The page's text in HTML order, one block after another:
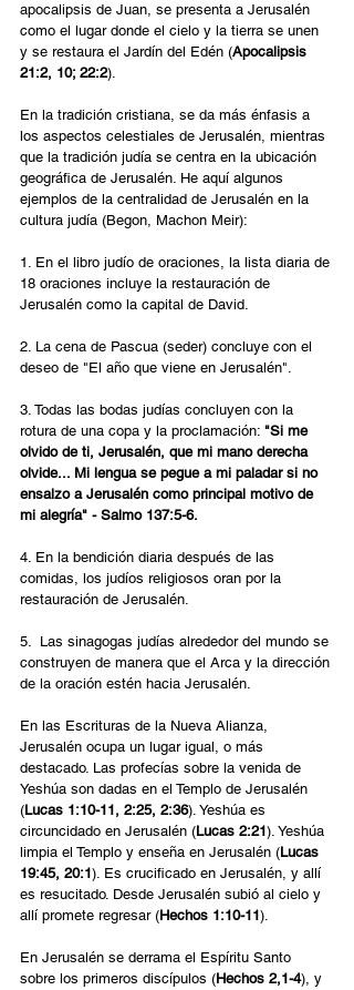
apocalipsis de Juan, se presenta a Jerusalén
como el lugar donde el cielo y la tierra se unen
y se restaura el Jardín del Edén (Apocalipsis
21:2, 10; 22:2).
En la tradición cristiana, se da más énfasis a
los aspectos celestiales de Jerusalén, mientras
que la tradición judía se centra en la ubicación
geográfica de Jerusalén. He aquí algunos
ejemplos de la centralidad de Jerusalén en la
cultura judía (Begon, Machon Meir):
1. En el libro judío de oraciones, la lista diaria de
18 oraciones incluye la restauración de
Jerusalén como la capital de David.
2. La cena de Pascua (seder) concluye con el
deseo de "El año que viene en Jerusalén".
3. Todas las bodas judías concluyen con la
rotura de una copa y la proclamación: "Si me
olvido de ti, Jerusalén, que mi mano derecha
olvide... Mi lengua se pegue a mi paladar si no
ensalzo a Jerusalén como principal motivo de
mi alegría" - Salmo 137:5-6.
4. En la bendición diaria después de las
comidas, los judíos religiosos oran por la
restauración de Jerusalén.
5.  Las sinagogas judías alrededor del mundo se
construyen de manera que el Arca y la dirección
de la oración estén hacia Jerusalén.
En las Escrituras de la Nueva Alianza,
Jerusalén ocupa un lugar igual, o más
destacado. Las profecías sobre la venida de
Yeshúa son dadas en el Templo de Jerusalén
(Lucas 1:10-11, 2:25, 2:36). Yeshúa es
circuncidado en Jerusalén (Lucas 2:21). Yeshúa
limpia el Templo y enseña en Jerusalén (Lucas
19:45, 20:1). Es crucificado en Jerusalén, y allí
es resucitado. Desde Jerusalén subió al cielo y
allí promete regresar (Hechos 1:10-11).
En Jerusalén se derrama el Espíritu Santo
sobre los primeros discípulos (Hechos 2,1-4), y